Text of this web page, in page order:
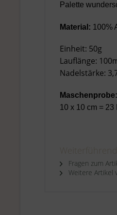
Palette
Material: 100%
Einheit: 50g
Lauflänge:
Nadelstärke:
Maschenprobe:
10 x 10 cm = 23
Fragen zum
Weitere Artikel